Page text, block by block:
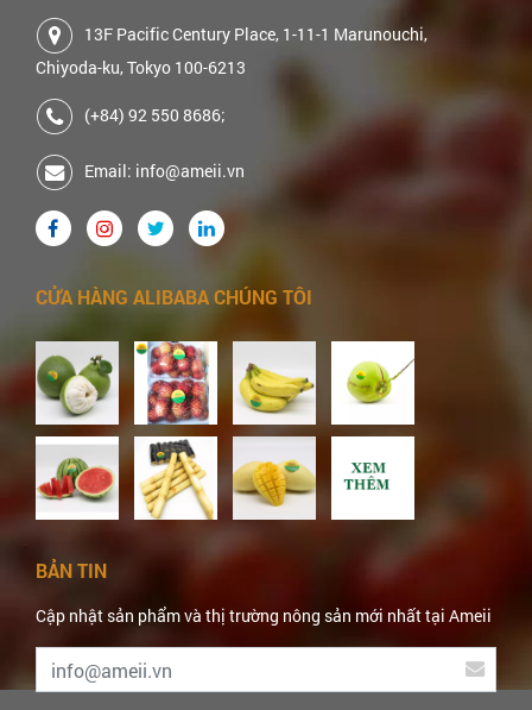
13F Pacific Century Place, 1-11-1 Marunouchi,
Chiyoda-ku, Tokyo 100-6213
(+84) 92 550 8686;
Email: info@ameii.vn
CỬA HÀNG ALIBABA CHÚNG TÔI
BẢN TIN
Cập nhật sản phẩm và thị trường nông sản mới nhất tại Ameii